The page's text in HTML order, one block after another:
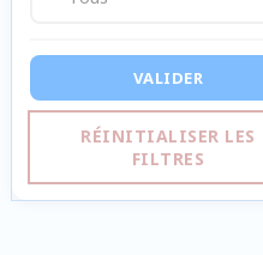
VALIDER
RÉINITIALISER LES
FILTRES